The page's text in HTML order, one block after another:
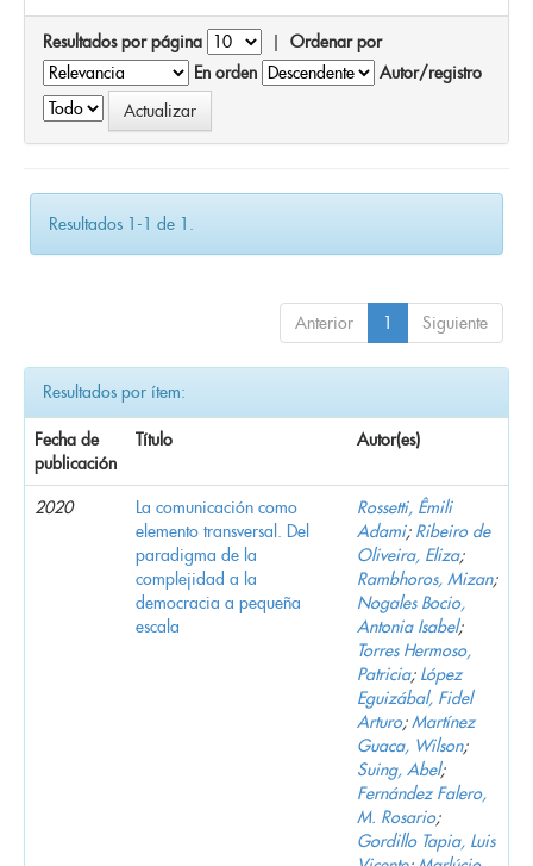
Resultados por página | Ordenar por
En orden
Autor/registro
Resultados 1-1 de 1.
Anterior 1 Siguiente
Resultados por ítem:
Fecha de
publicación
Título Autor(es)
2020
La comunicación como
elemento transversal. Del
paradigma de la
complejidad a la
democracia a pequeña
escala
Rossetti, Êmili
Adami; Ribeiro de
Oliveira, Eliza;
Rambhoros, Mizan;
Nogales Bocio,
Antonia Isabel;
Torres Hermoso,
Patricia; López
Eguizábal, Fidel
Arturo;Martínez
Guaca, Wilson;
Suing, Abel;
Fernández Falero,
M. Rosario;
Gordillo Tapia, Luis